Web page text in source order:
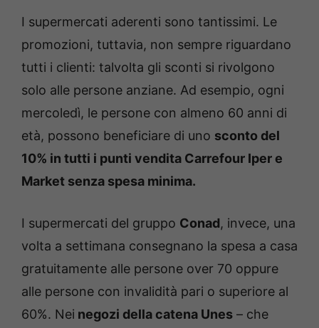
I supermercati aderenti sono tantissimi. Le
promozioni, tuttavia, non sempre riguardano
tutti i clienti: talvolta gli sconti si rivolgono
solo alle persone anziane. Ad esempio, ogni
mercoledì, le persone con almeno 60 anni di
età, possono beneficiare di uno sconto del
10% in tutti i punti vendita Carrefour Iper e
Market senza spesa minima.
I supermercati del gruppo Conad, invece, una
volta a settimana consegnano la spesa a casa
gratuitamente alle persone over 70 oppure
alle persone con invalidità pari o superiore al
60%. Nei negozi della catena Unes – che